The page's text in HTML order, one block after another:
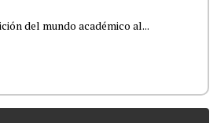
del mundo académico al...